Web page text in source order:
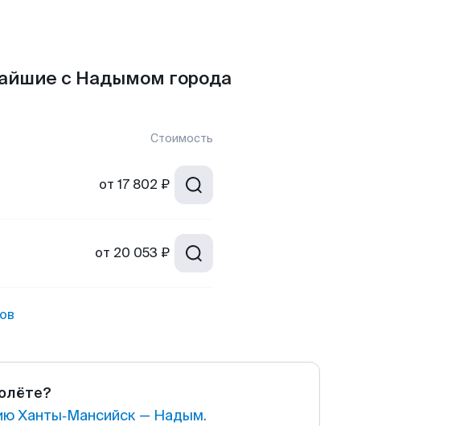
с Надымом города
Стоимость
от 17 802 ₽
от 20 053 ₽
Ханты‑Мансийск — Надым.